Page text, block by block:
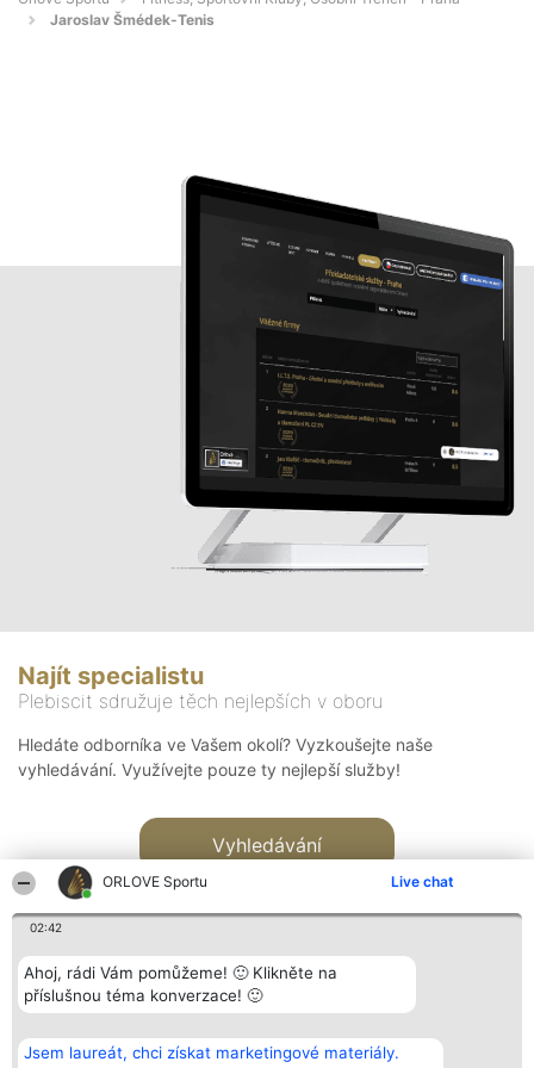
ORLOVE Sportu Live chat
02:42
Ahoj, rádi Vám pomůžeme! 🙂 Klikněte na
příslušnou téma konverzace! 🙂
Jsem laureát, chci získat marketingové materiály.
Jaroslav Šmédek-Tenis
Najít specialistu
Plebiscit sdružuje těch nejlepších v oboru
Hledáte odborníka ve Vašem okolí? Vyzkoušejte naše
vyhledávání. Využívejte pouze ty nejlepší služby!
Vyhledávání
Bright Side Solutions sp. z o.
o. sp. k.
Vítězové
Seznam všech
Kontakt